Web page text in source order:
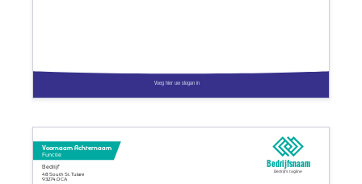
Voeg hier uw slogan in
Voornaam Achternaam
Functie
Bedrijf
48 South St. Tulare
93274.0 CA
Bedrijfsnaam
Bedrijfs tagline